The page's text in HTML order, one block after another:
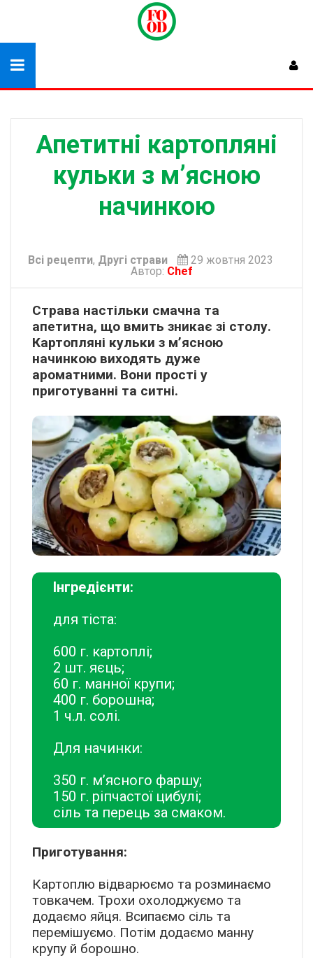
Апетитні картопляні
кульки з м’ясною
начинкою
Всі рецепти, Другі страви
29 жовтня 2023
Автор: Chef
Страва настільки смачна та
апетитна, що вмить зникає зі столу.
Картопляні кульки з м’ясною
начинкою виходять дуже
ароматними. Вони прості у
приготуванні та ситні.
Інгредієнти:
для тіста:
600 г. картоплі;
2 шт. яєць;
60 г. манної крупи;
400 г. борошна;
1 ч.л. солі.
Для начинки:
350 г. м’ясного фаршу;
150 г. ріпчастої цибулі;
сіль та перець за смаком.
Приготування:
Картоплю відварюємо та розминаємо
товкачем. Трохи охолоджуємо та
додаємо яйця. Всипаємо сіль та
перемішуємо. Потім додаємо манну
крупу й борошно.